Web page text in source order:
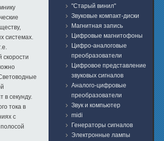
системах.
скорости
в секунду.
тока в
с
"Старый винил"
Звуковые компакт-диски
Магнитная запись
Цифровые магнитофоны
Цифро-аналоговые
преобразователи
Цифровое представление
звуковых сигналов
Аналого-цифровые
преобразователи
Звук и компьютер
midi
Генераторы сигналов
Электронные лампы